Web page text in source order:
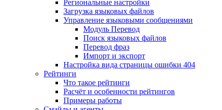
Региональные настройки
Загрузка языковых файлов
Управление языковыми сообщениями
Mодуль Перевод
Поиск языковых файлов
Перевод фраз
Импорт и экспорт
Настройка вида страницы ошибки 404
Рейтинги
Что такое рейтинги
Расчёт и особенности рейтингов
Примеры работы